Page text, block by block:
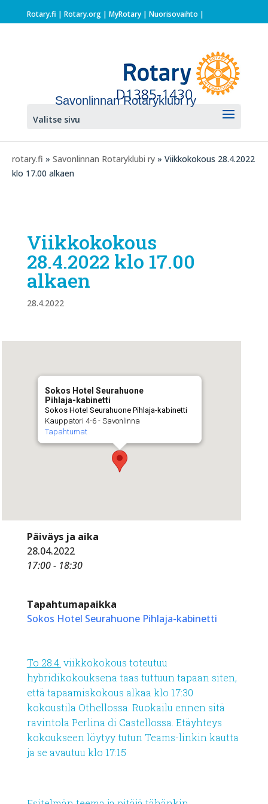
Rotary.fi | Rotary.org| MyRotary | Nuorisovaihto |
Savonlinnan Rotaryklubi ry
Valitse sivu
rotary.fi » Savonlinnan Rotaryklubi ry » Viikkokokous 28.4.2022
klo 17.00 alkaen
Viikkokokous
28.4.2022 klo 17.00
alkaen
28.4.2022
Sokos Hotel Seurahuone
Pihlaja-kabinetti
Sokos Hotel Seurahuone Pihlaja-kabinetti
Kauppatori 4-6 - Savonlinna
Tapahtumat
Päiväys ja aika
28.04.2022
17:00 - 18:30
Tapahtumapaikka
Sokos Hotel Seurahuone Pihlaja-kabinetti
To 28.4. viikkokokous toteutuu
hybridikokouksena taas tuttuun tapaan siten,
että tapaamiskokous alkaa klo 17:30
kokoustila Othellossa. Ruokailu ennen sitä
ravintola Perlina di Castellossa. Etäyhteys
kokoukseen löytyy tutun Teams-linkin kautta
ja se avautuu klo 17:15